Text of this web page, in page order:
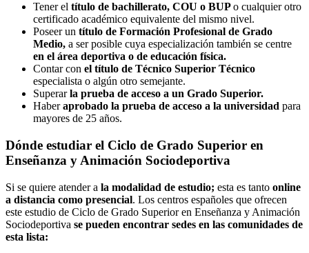
Tener el título de bachillerato, COU o BUPo cualquier otro
certificado académico equivalente del mismo nivel.
Poseer un título de Formación Profesional de Grado
Medio, a ser posible cuya especialización también se centre
en el área deportiva o de educación física.
Contar con el título de Técnico Superior Técnico
especialista o algún otro semejante.
Superarla prueba de acceso a un Grado Superior.
Haberaprobado la prueba de acceso a la universidad para
mayores de 25 años.
Dónde estudiar el Ciclo de Grado Superior en
Enseñanza y Animación Sociodeportiva
Si se quiere atender a la modalidad de estudio; esta es tanto online
a distancia como presencial. Los centros españoles que ofrecen
este estudio de Ciclo de Grado Superior en Enseñanza y Animación
Sociodeportiva se pueden encontrar sedes en las comunidades de
esta lista: